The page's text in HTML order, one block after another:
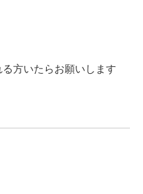
方いたらお願いします